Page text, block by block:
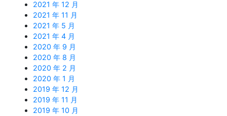
2021 年 12 月
2021 年 11 月
2021 年 5 月
2021 年 4 月
2020 年 9 月
2020 年 8 月
2020 年 2 月
2020 年 1 月
2019 年 12 月
2019 年 11 月
2019 年 10 月